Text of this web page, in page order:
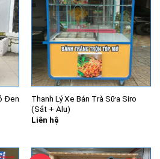
Đen
Thanh Lý Xe Bán Trà Sữa Siro
(Sắt + Alu)
Liên hệ